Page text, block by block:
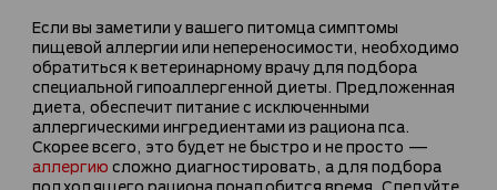
Если вы заметили у вашего питомца симптомы
пищевой аллергии или непереносимости, необходимо
обратиться к ветеринарному врачу для подбора
специальной гипоаллергенной диеты. Предложенная
диета, обеспечит питание с исключенными
аллергическими ингредиентами из рациона пса.
Скорее всего, это будет не быстро и не просто —
аллергию сложно диагностировать, а для подбора
подходящего рациона понадобится время. Следуйте